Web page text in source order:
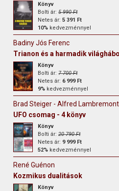
Könyv
Bolti ár:5 990 Ft
Netes ár:5 391 Ft
10% kedvezménnyel
Badiny Jós Ferenc
Trianon és a harmadik
Könyv
Bolti ár:7 700 Ft
Netes ár: 6 999 Ft
9% kedvezménnyel
Brad Steiger - Alfred Lambremont
UFO csomag - 4 könyv
Könyv
Bolti ár:20 790 Ft
Netes ár: 9 999 Ft
52% kedvezménnyel
René Guénon
Kozmikus dualitások
Könyv